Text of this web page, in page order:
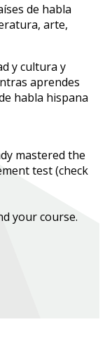
de habla
arte,
y cultura y
aprendes
habla hispana
mastered the
test (check
your course.